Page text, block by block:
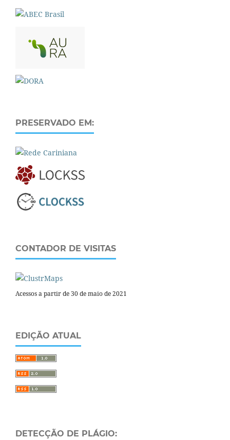
PRESERVADO EM:
CONTADOR DE VISITAS
Acessos a partir de 30 de maio de 2021
EDIÇÃO ATUAL
DETECÇÃO DE PLÁGIO: